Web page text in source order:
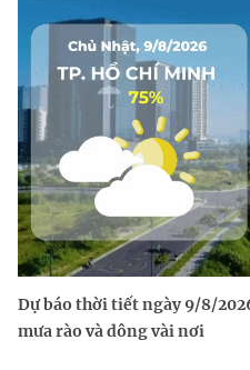
Dự báo thời tiết ngày 9/8/
mưa rào và dông vài nơi